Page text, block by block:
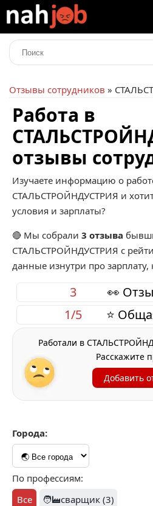
Отзывы сотрудников »
Работа в
отзывы
Изучаете информацию о
СТАЛЬСТРОЙНДУСТРИЯ и
условия и зарплаты?
🔴 Мы собрали 3 отзыва
СТАЛЬСТРОЙНДУСТРИЯ с
данные изнутри про
👀
3
⭐
1/5
Работали в
Расскажите
Добавить
Города:
По профессиям:
Все
🧑‍🏭сварщик (3)